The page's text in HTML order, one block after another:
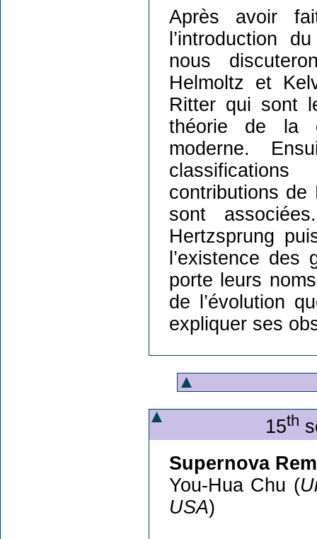
Après avoir
l’introduction
nous
Helmoltz et
Ritter qui sont
théorie de la
moderne.
contributions de
sont
Hertzsprung
l’existence
porte leurs
de l’évolution
expliquer ses
15th
Supernova
You-Hua Chu (
USA)